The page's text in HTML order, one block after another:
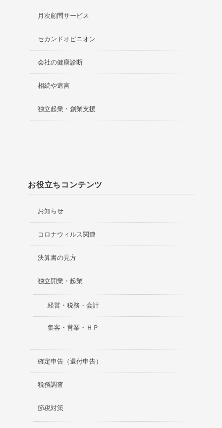
月次顧問サービス
セカンドオピニオン
会社の健康診断
相続や遺言
独立起業・創業支援
お役立ちコンテンツ
お知らせ
コロナウィルス関連
決算書の見方
独立開業・起業
経営・税務・会計
集客・営業・ＨＰ
確定申告（還付申告）
税務調査
節税対策